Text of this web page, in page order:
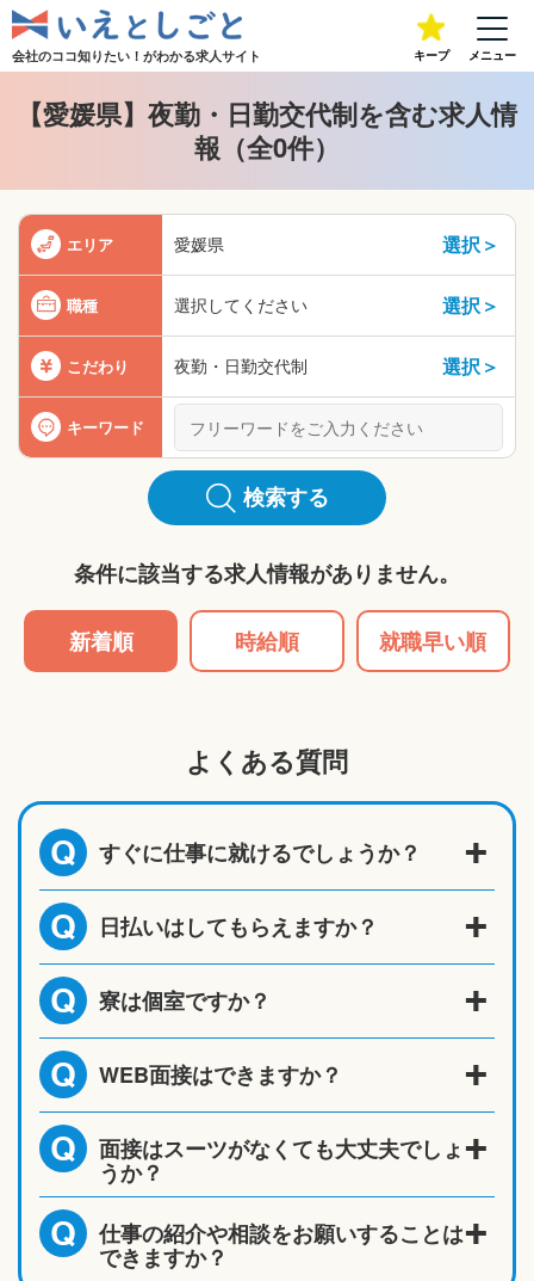
会社のココ知りたい！がわかる求人サイト キープ メニュー
【愛媛県】夜勤・日勤交代制を含む求人情
報（全0件）
エリア 愛媛県 選択＞
職種 選択してください 選択＞
こだわり 夜勤・日勤交代制 選択＞
キーワード
検索する
条件に該当する求人情報がありません。
新着順 時給順 就職早い順
よくある質問
Q すぐに仕事に就けるでしょうか？
Q 日払いはしてもらえますか？
Q 寮は個室ですか？
Q WEB面接はできますか？
Q 面接はスーツがなくても大丈夫でしょ
うか？
Q 仕事の紹介や相談をお願いすることは
できますか？